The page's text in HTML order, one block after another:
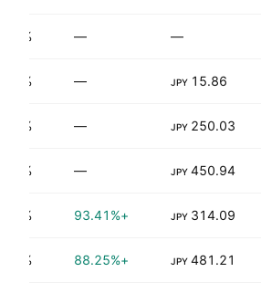
—
—
15.86
JPY
—
250.03
JPY
—
450.94
JPY
—
314.09
JPY
+93.41%
481.21
JPY
+88.25%